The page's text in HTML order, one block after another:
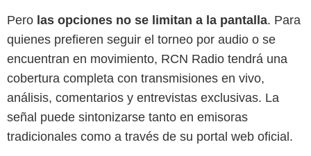
Pero las opciones no se limitan a la pantalla. Para
quienes prefieren seguir el torneo por audio o se
encuentran en movimiento, RCN Radio tendrá una
cobertura completa con transmisiones en vivo,
análisis, comentarios y entrevistas exclusivas. La
señal puede sintonizarse tanto en emisoras
tradicionales como a través de su portal web oficial.
Google